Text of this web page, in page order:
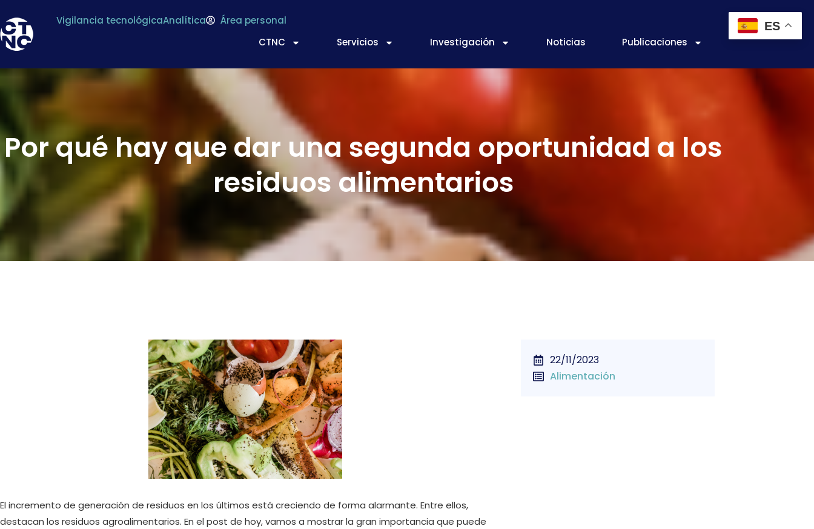
Vigilancia tecnológicaAnalítica
Área personal
CTNC
Servicios Investigación Noticias Publicaciones
Por qué hay que dar una segunda oportunidad a los
residuos alimentarios
El incremento de generación de residuos en los últimos está creciendo de forma alarmante. Entre ellos,
destacan los residuos agroalimentarios. En el post de hoy, vamos a mostrar la gran importancia que puede
22/11/2023
Alimentación
ES